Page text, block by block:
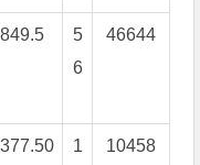
849.5
5
6
46644
1
10458